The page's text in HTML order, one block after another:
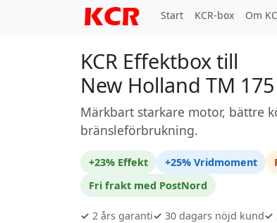
Start KCR-box Om
KCR Effektbox till
New Holland TM 175
Märkbart starkare motor, bättre
bränsleförbrukning.
+23% Effekt +25% Vridmoment
Fri frakt med PostNord
✓ 2 års garanti✓ 30 dagars nöjd kund✓